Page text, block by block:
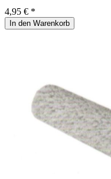
4,95 € *
In den Warenkorb